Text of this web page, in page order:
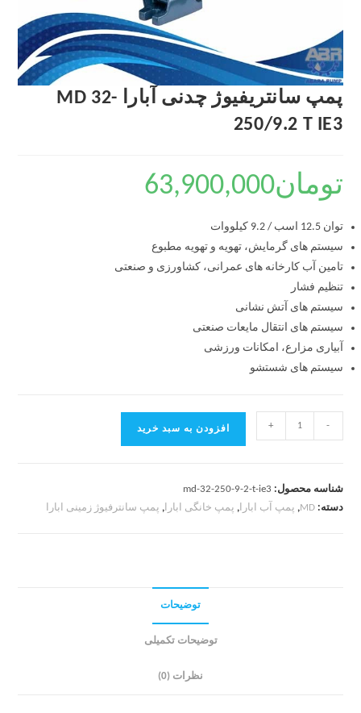
پمپ سانتریفیوژ چدنی آبارا MD 32-
250/9.2 T IE3
تومان63,900,000
توان 12.5 اسب / 9.2 کیلووات
سیستم های گرمایش، تهویه و تهویه مطبوع
تامین آب کارخانه های عمرانی، کشاورزی و صنعتی
تنظیم فشار
سیستم های آتش نشانی
سیستم های انتقال مایعات صنعتی
آبیاری مزارع، امکانات ورزشی
سیستم های شستشو
-
+ افزودن به سبد خرید
شناسه محصول: md-32-250-9-2-t-ie3
دسته:MD
, پمپ آب ابارا, پمپ خانگی ابارا, پمپ سانترفیوژ زمینی ابارا
توضیحات
توضیحات تکمیلی
نظرات (0)